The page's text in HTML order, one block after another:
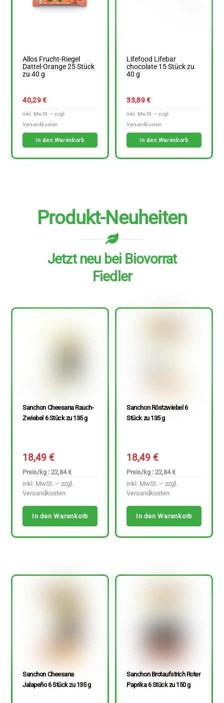
Allos Frucht-Riegel
Dattel-Orange 25 Stück
zu 40 g
40,29€
In den Warenkorb
Lifefood Lifebar
chocolate 15 Stück zu
40 g
33,89€
In den Warenkorb
Produkt-Neuheiten
Jetzt neu bei Biovorrat
Fiedler
Sanchon Cheesana Rauch-
Zwiebel 6 Stück zu 135 g
18,49€
Preis/kg : 22,84 €
inkl. MwSt. – zzgl.
Versandkosten
In den Warenkorb
Sanchon Röstzwiebel 6
Stück zu 135 g
18,49€
Preis/kg : 22,84 €
inkl. MwSt. – zzgl.
Versandkosten
In den Warenkorb
Sanchon Cheesana
Jalapeño 6 Stück zu 135 g
Sanchon Brotaufstrich Roter
Paprika 6 Stück zu 150 g